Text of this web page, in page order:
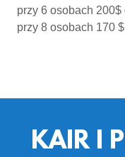
przy 6 osobach 200$
przy 8 osobach 170
KAIR I